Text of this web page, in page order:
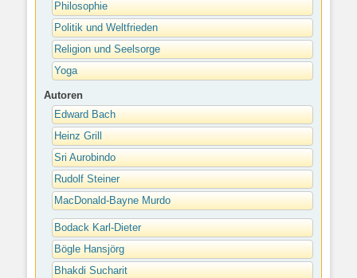
Philosophie
Politik und Weltfrieden
Religion und Seelsorge
Yoga
Autoren
Edward Bach
Heinz Grill
Sri Aurobindo
Rudolf Steiner
MacDonald-Bayne Murdo
Bodack Karl-Dieter
Bögle Hansjörg
Bhakdi Sucharit